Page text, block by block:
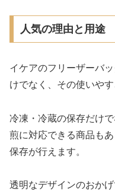
人気の理由と用途
イケアのフリーザーバ
けでなく、その使いや
冷凍・冷蔵の保存だけ
煎に対応できる商品も
保存が行えます。
透明なデザインのおか